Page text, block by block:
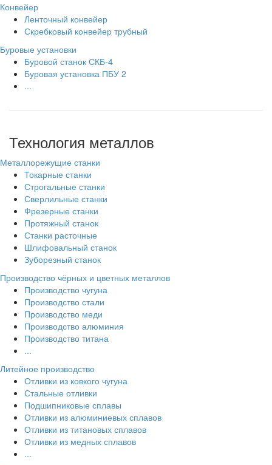
Конвейер
Ленточный конвейер
Скребковый конвейер трубный
Буровые установки
Буровой станок СКБ-4
Буровая установка ПБУ 2
...
Технология металлов
Металлорежущие станки
Токарные станки
Строгальные станки
Сверлильные станки
Фрезерные станки
Протяжный станок
Станки расточные
Шлифовальный станок
Зуборезный станок
Производство чёрных и цветных металлов
Производство чугуна
Производство стали
Производство меди
Производство алюминия
Производство титана
...
Литейное производство
Отливки из ковкого чугуна
Стальные отливки
Подшипниковые сплавы
Отливки из алюминиевых сплавов
Отливки из титановых сплавов
Отливки из медных сплавов
...